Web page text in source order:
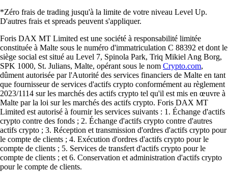
*Zéro frais de trading jusqu'à la limite de votre niveau Level Up.
D'autres frais et spreads peuvent s'appliquer.
Foris DAX MT Limited est une société à responsabilité limitée
constituée à Malte sous le numéro d'immatriculation C 88392 et dont le
siège social est situé au Level 7, Spinola Park, Triq Mikiel Ang Borg,
SPK 1000, St. Julians, Malte, opérant sous le nom Crypto.com,
dûment autorisée par l'Autorité des services financiers de Malte en tant
que fournisseur de services d'actifs crypto conformément au règlement
2023/1114 sur les marchés des actifs crypto tel qu'il est mis en œuvre à
Malte par la loi sur les marchés des actifs crypto. Foris DAX MT
Limited est autorisé à fournir les services suivants : 1. Échange d'actifs
crypto contre des fonds ; 2. Échange d'actifs crypto contre d'autres
actifs crypto ; 3. Réception et transmission d'ordres d'actifs crypto pour
le compte de clients ; 4. Exécution d'ordres d'actifs crypto pour le
compte de clients ; 5. Services de transfert d'actifs crypto pour le
compte de clients ; et 6. Conservation et administration d'actifs crypto
pour le compte de clients.